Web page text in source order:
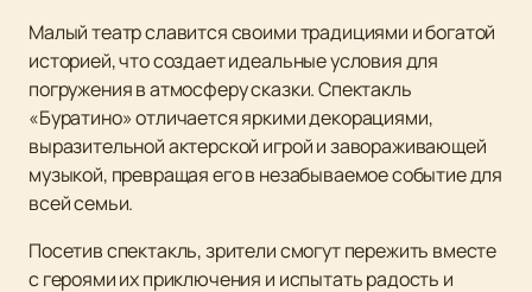
Малый театр славится своими традициями и богатой
историей, что создает идеальные условия для
погружения в атмосферу сказки. Спектакль
«Буратино» отличается яркими декорациями,
выразительной актерской игрой и завораживающей
музыкой, превращая его в незабываемое событие для
всей семьи.
Посетив спектакль, зрители смогут пережить вместе
с героями их приключения и испытать радость и